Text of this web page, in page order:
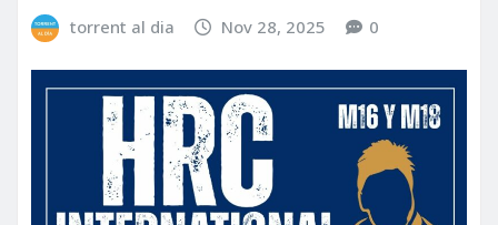
torrent al dia Nov 28, 2025 0